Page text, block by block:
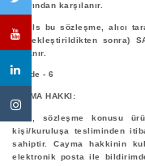
tarafından karşılanır.
5.9- Is bu sözleşme, alıcı
gerçekleştirildikten sonra)
kazanır.
Madde - 6
CAYMA HAKKI:
Alıcı, sözleşme konusu
kişi/kuruluşa tesliminden
sahiptir. Cayma hakkinin
elektronik posta ile